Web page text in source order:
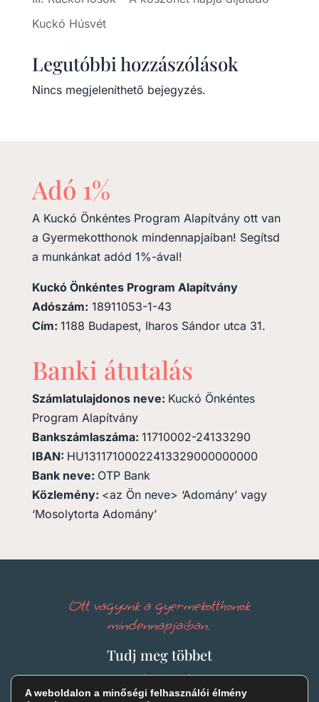
Kuckó Húsvét
Legutóbbi hozzászólások
Nincs megjeleníthető bejegyzés.
Adó 1%
A Kuckó Önkéntes Program Alapítvány ott van
a Gyermekotthonok mindennapjaiban! Segítsd
a munkánkat adód 1%-ával!
Kuckó Önkéntes Program Alapítvány
Adószám: 18911053-1-43
Cím: 1188 Budapest, Iharos Sándor utca 31.
Banki átutalás
Számlatulajdonos neve: Kuckó Önkéntes
Program Alapítvány
Bankszámlaszáma: 11710002-24133290
IBAN: HU13117100022413329000000000
Bank neve: OTP Bank
Közlemény: <az Ön neve> ‘Adomány’ vagy
‘Mosolytorta Adomány’
Ott vagyunk a gyermekotthonok
mindennapjaiban.
Tudj meg többet
A weboldalon a minőségi felhasználói élmény